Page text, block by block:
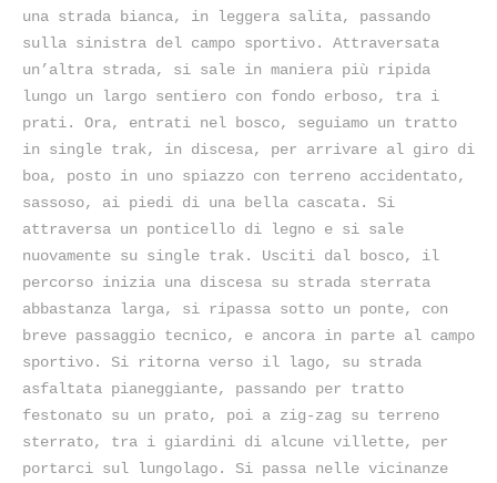
una strada bianca, in leggera salita, passando
sulla sinistra del campo sportivo. Attraversata
un’altra strada, si sale in maniera più ripida
lungo un largo sentiero con fondo erboso, tra i
prati. Ora, entrati nel bosco, seguiamo un tratto
in single trak, in discesa, per arrivare al giro di
boa, posto in uno spiazzo con terreno accidentato,
sassoso, ai piedi di una bella cascata. Si
attraversa un ponticello di legno e si sale
nuovamente su single trak. Usciti dal bosco, il
percorso inizia una discesa su strada sterrata
abbastanza larga, si ripassa sotto un ponte, con
breve passaggio tecnico, e ancora in parte al campo
sportivo. Si ritorna verso il lago, su strada
asfaltata pianeggiante, passando per tratto
festonato su un prato, poi a zig-zag su terreno
sterrato, tra i giardini di alcune villette, per
portarci sul lungolago. Si passa nelle vicinanze